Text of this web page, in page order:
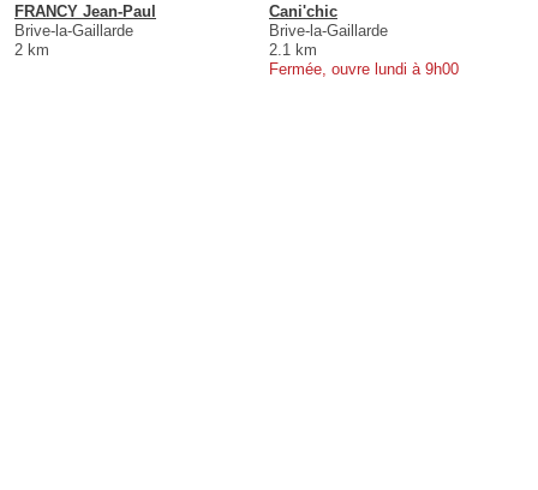
FRANCY Jean-Paul
Brive-la-Gaillarde
2 km
Cani'chic
Brive-la-Gaillarde
2.1 km
Fermée, ouvre lundi à 9h00